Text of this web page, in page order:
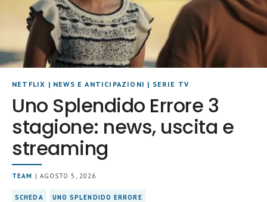
NETFLIX | NEWS E ANTICIPAZIONI | SERIE TV
Uno Splendido Errore 3
stagione: news, uscita e
streaming
TEAM | AGOSTO 5, 2026
SCHEDA UNO SPLENDIDO ERRORE